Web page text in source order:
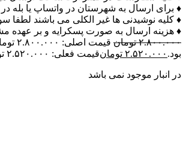
♦ برای ارسال به شهرستان در واتساپ یا بله در
♦ کلیه نوشیدنی ها غیر الکلی می باشند لطفا
♦ هزینه ارسال به صورت پسکرایه و بر عهده
۲.۸۰۰.۰۰۰ تومان
قیمت اصلی:
بود. ۲.۵۲۰.۰۰۰ تومانقیمت فعلی: ۲.۵۲۰.۰۰۰ تومان.
در انبار موجود نمی باشد